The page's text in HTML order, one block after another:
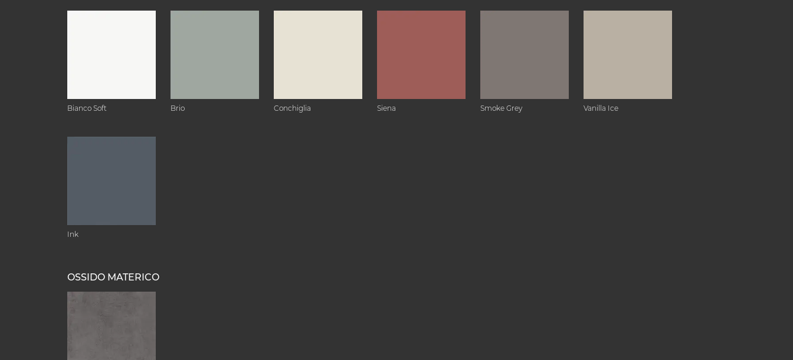
Bianco Soft Brio Conchiglia Siena Smoke Grey Vanilla Ice
Ink
OSSIDO MATERICO